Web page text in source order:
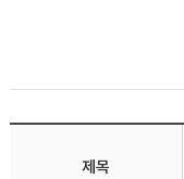
제목